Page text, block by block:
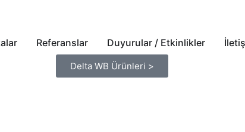
Referanslar Duyurular / Etkinlikler
Delta WB Ürünleri >